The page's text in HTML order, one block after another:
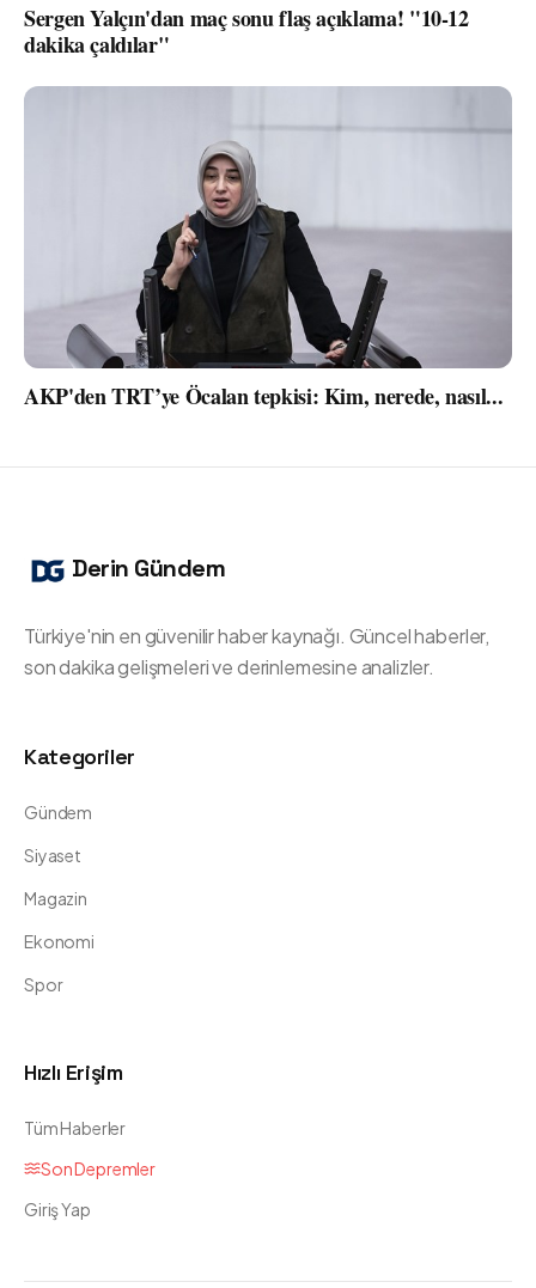
Sergen Yalçın'dan maç sonu flaş açıklama! "10-12
dakika çaldılar"
AKP'den TRT’ye Öcalan tepkisi: Kim, nerede, nasıl...
Derin Gündem
Türkiye'nin en güvenilir haber kaynağı. Güncel haberler,
son dakika gelişmeleri ve derinlemesine analizler.
Kategoriler
Gündem
Siyaset
Magazin
Ekonomi
Spor
Hızlı Erişim
Tüm Haberler
Son Depremler
Giriş Yap